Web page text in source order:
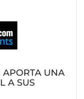
UNA
A SUS